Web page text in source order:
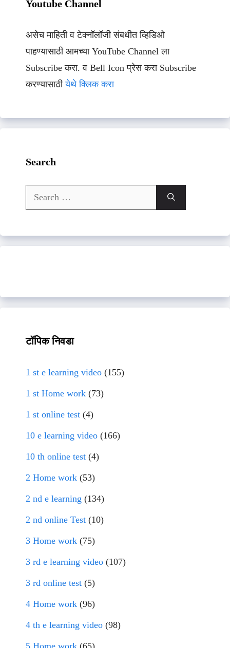
Youtube Channel
असेच माहिती व टेक्नॉलॉजी संबधीत व्हिडिओ
पाहण्यासाठी आमच्या YouTube Channel ला
Subscribe करा. व Bell Icon प्रेस करा Subscribe
करण्यासाठीयेथे क्लिक करा
Search
Search
for:
टॉपिक निवडा
1 st e learning video (155)
1 st Home work (73)
1 st online test (4)
10 e learning video (166)
10 th online test (4)
2 Home work (53)
2 nd e learning (134)
2 nd online Test (10)
3 Home work (75)
3 rd e learning video (107)
3 rd online test (5)
4 Home work (96)
4 th e learning video (98)